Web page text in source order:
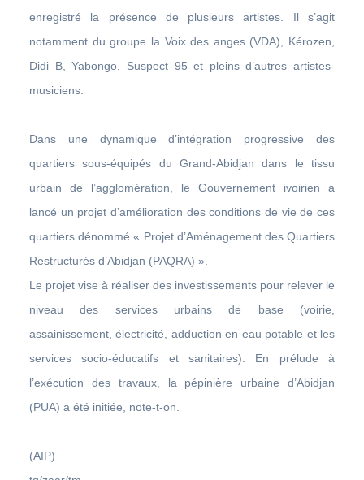
enregistré la présence de plusieurs artistes. Il s’agit
notamment du groupe la Voix des anges (VDA), Kérozen,
Didi B, Yabongo, Suspect 95 et pleins d’autres artistes-
musiciens.
Dans une dynamique d’intégration progressive des
quartiers sous-équipés du Grand-Abidjan dans le tissu
urbain de l’agglomération, le Gouvernement ivoirien a
lancé un projet d’amélioration des conditions de vie de ces
quartiers dénommé « Projet d’Aménagement des Quartiers
Restructurés d’Abidjan (PAQRA) ».
Le projet vise à réaliser des investissements pour relever le
niveau des services urbains de base (voirie,
assainissement, électricité, adduction en eau potable et les
services socio-éducatifs et sanitaires). En prélude à
l’exécution des travaux, la pépinière urbaine d’Abidjan
(PUA) a été initiée, note-t-on.
(AIP)